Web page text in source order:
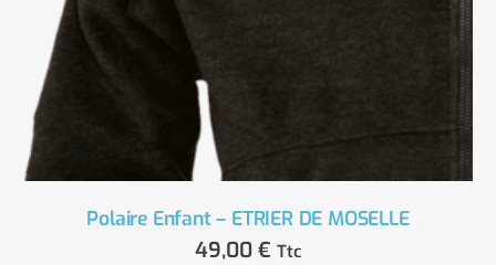
Polaire Enfant – ETRIER DE MOSELLE
49,00 € Ttc